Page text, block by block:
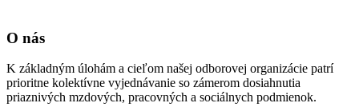
O nás
K základným úlohám a cieľom našej odborovej organizácie patrí
prioritne kolektívne vyjednávanie so zámerom dosiahnutia
priaznivých mzdových, pracovných a sociálnych podmienok.